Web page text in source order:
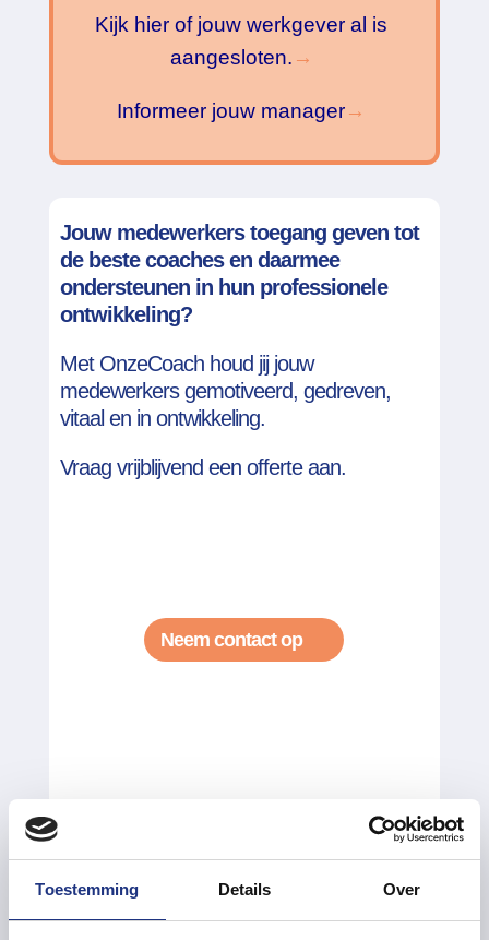
Toestemming Details Over
Kijk hier of jouw werkgever al is
aangesloten. →
Informeer jouw manager→
Jouw medewerkers toegang geven tot
de beste coaches en daarmee
ondersteunen in hun professionele
ontwikkeling?
Met OnzeCoach houd jij jouw
medewerkers gemotiveerd, gedreven,
vitaal en in ontwikkeling.
Vraag vrijblijvend een offerte aan.
Neem contact op